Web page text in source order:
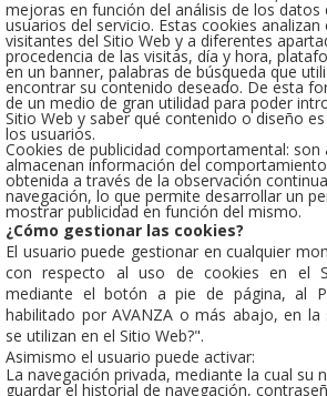
mejoras en función del análisis de los datos
usuarios del servicio. Estas cookies analizan
visitantes del Sitio Web y a diferentes
procedencia de las visitas, día y hora,
en un banner, palabras de búsqueda que
encontrar su contenido deseado. De esta
de un medio de gran utilidad para poder
Sitio Web y saber qué contenido o diseño
los usuarios.
Cookies de publicidad comportamental: son
almacenan información del
obtenida a través de la observación
navegación, lo que permite desarrollar un
mostrar publicidad en función del mismo.
¿Cómo gestionar las cookies?
El usuario puede gestionar en cualquier
con respecto al uso de cookies en el
mediante el botón a pie de página, al
habilitado por AVANZA o más abajo, en la
se utilizan en el Sitio Web?".
Asimismo el usuario puede activar:
La navegación privada, mediante la cual su
guardar el historial de navegación,